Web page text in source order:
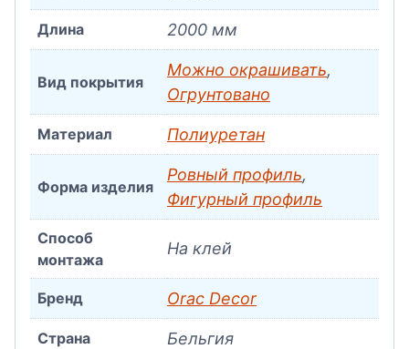
Длина 2000 мм
Вид покрытия
Можно окрашивать,
Огрунтовано
Материал Полиуретан
Форма изделия
Ровный профиль,
Фигурный профиль
Способ
монтажа
На клей
Бренд Orac Decor
Страна Бельгия